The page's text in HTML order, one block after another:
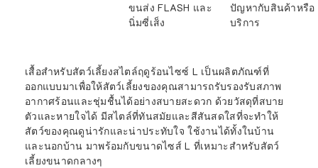
ขนส่ง FLASH และ
นิ่มซี่เส็ง
ปัญหากับสินค้าหรือ
บริการ
เสื้อสำหรับสัตว์เลี้ยงสไตล์ฤดูร้อนไซซ์ L เป็นผลิตภัณฑ์ที่
ออกแบบมาเพื่อให้สัตว์เลี้ยงของคุณสามารถรับรองรับสภาพ
อากาศร้อนและชุ่มชื้นได้อย่างสบายสะดวก ด้วยวัสดุที่สบาย
ตัวและหายใจได้ มีสไตล์ที่ทันสมัยและสีสันสดใสที่จะทำให้
สัตว์ของคุณดูน่ารักและน่าประทับใจ ใช้งานได้ทั้งในบ้าน
และนอกบ้าน มาพร้อมกับขนาดไซส์ L ที่เหมาะสำหรับสัตว์
เลี้ยงขนาดกลางๆ